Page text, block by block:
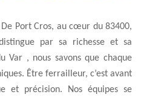
Port Cros, au cœur du 83400,
par sa richesse et sa
Var , nous savons que chaque
Être ferrailleur, c’est avant
et précision. Nos équipes se